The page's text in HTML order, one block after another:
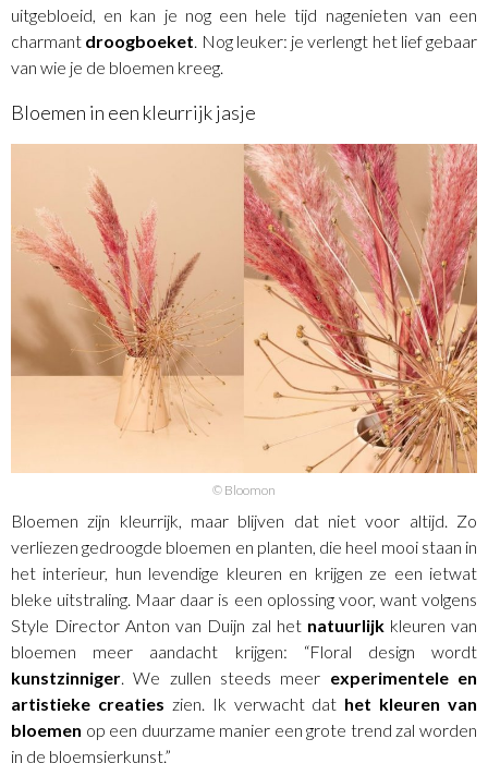
uitgebloeid, en kan je nog een hele tijd nagenieten van een
charmant droogboeket . Nog leuker: je verlengt het lief gebaar
van wie je de bloemen kreeg.
Bloemen in een kleurrijk jasje
© Bloomon
Bloemen zijn kleurrijk, maar blijven dat niet voor altijd. Zo
verliezen gedroogde bloemen en planten, die heel mooi staan in
het interieur, hun levendige kleuren en krijgen ze een ietwat
bleke uitstraling. Maar daar is een oplossing voor, want volgens
Style Director Anton van Duijn zal het natuurlijkkleuren van
bloemen meer aandacht krijgen: “Floral design wordt
kunstzinniger. We zullen steeds meer experimentele en
artistieke creaties zien. Ik verwacht dat het kleuren van
bloemen op een duurzame manier een grote trend zal worden
in de bloemsierkunst.”